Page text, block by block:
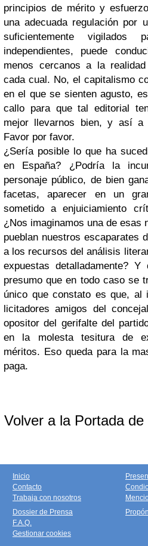
principios de mérito y
una adecuada regulación por
suficientemente
independientes, puede
menos cercanos a la
cada cual. No, el capitalismo
en el que se sienten agusto,
callo para que tal editorial
mejor llevarnos bien, y así
Favor por favor.
¿Sería posible lo que ha
en España? ¿Podría la
personaje público, de bien
facetas, aparecer en un
sometido a enjuiciamiento
¿Nos imaginamos una de esas
pueblan nuestros escaparates
a los recursos del análisis
expuestas detalladamente?
presumo que en todo caso se
único que constato es que, al
licitadores amigos del
opositor del gerifalte del
en la molesta tesitura de
méritos. Eso queda para la
paga.
Volver a la Portada de
Inicio
Contacto
Trabaja con nosotros
Dossier de Prensa
F.A.Q.
Gestionar cookies